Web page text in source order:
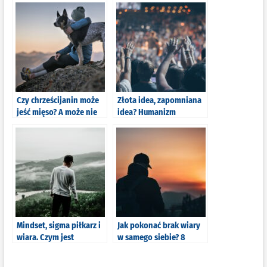
Czy chrześcijanin może
jeść mięso? A może nie
Złota idea, zapomniana
idea? Humanizm
Mindset, sigma piłkarz i
wiara. Czym jest
Jak pokonać brak wiary
w samego siebie? 8